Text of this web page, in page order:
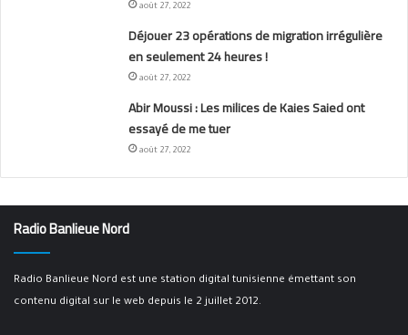
août 27, 2022
Déjouer 23 opérations de migration irrégulière
en seulement 24 heures !
août 27, 2022
Abir Moussi : Les milices de Kaies Saied ont
essayé de me tuer
août 27, 2022
Radio Banlieue Nord
Radio Banlieue Nord est une station digital tunisienne émettant son
contenu digital sur le web depuis le 2 juillet 2012.